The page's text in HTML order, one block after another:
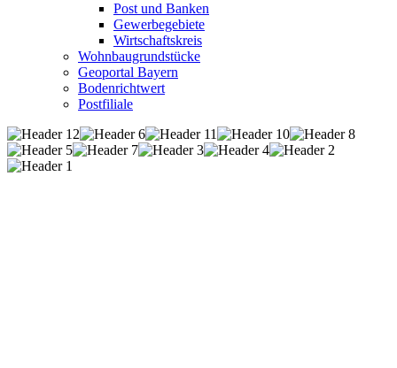
Post und Banken
Gewerbegebiete
Wirtschaftskreis
Wohnbaugrundstücke
Geoportal Bayern
Bodenrichtwert
Postfiliale